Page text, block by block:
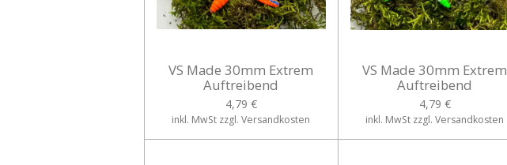
VS Made 30mm Extrem
Auftreibend
4,79 €
inkl. MwSt zzgl. Versandkosten
VS Made 30mm Extrem
Auftreibend
4,79 €
inkl. MwSt zzgl. Versandkosten